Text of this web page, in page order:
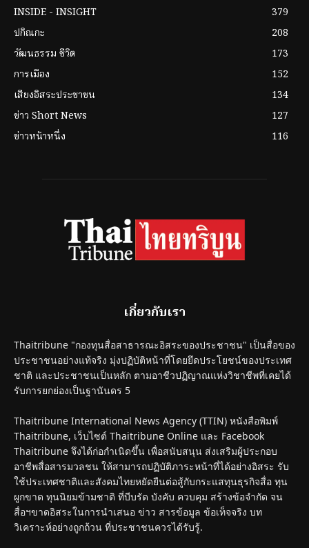
INSIDE - INSIGHT
379
ปกิณกะ
208
วัฒนธรรม ชีวิต
173
การเมือง
152
เสียงอิสระประชาชน
134
ข่าว Short News
127
ข่าวหน้าหนึ่ง
116
เกี่ยวกับเรา
Thaitribune "กองทุนสื่อสาธารณะอิสระของประชาชน" เป็นสื่อของ
ประชาชนอย่างแท้จริง มุ่งปฏิบัติหน้าที่โดยยึดประโยชน์ของประเทศ
ชาติ และประชาชนเป็นหลัก ตามอาชีวปฏิญาณแห่งวิชาชีพที่เคยได้
รับการยกย่องเป็นฐานันดร 5
Thaitribune International News Agency (TTIN) หนังสือพิมพ์
Thaitribune, เว็บไซต์ Thaitribune Online และ Facebook
Thaitribune จึงได้ก่อกำเนิดขึ้น เพื่อสนับสนุน ส่งเสริมผู้ประกอบ
อาชีพสื่อสารมวลชน ให้สามารถปฏิบัติภาระหน้าที่ได้อย่างอิสระ รับ
ใช้ประเทศชาติและสังคมไทยหยัดยืนต่อสู้กับกระแสทุนธุรกิจสื่อ ทุน
ผูกขาด ทุนนิยมข้ามชาติ ที่บีบรัด บังคับ ควบคุม สร้างข้อจำกัด จน
สื่อฯขาดอิสระในการนำเสนอ ข่าว สารข้อมูล ข้อเท็จจริง บท
วิเคราะห์อย่างถูกถ้วน ที่ประชาชนควรได้รับรู้.